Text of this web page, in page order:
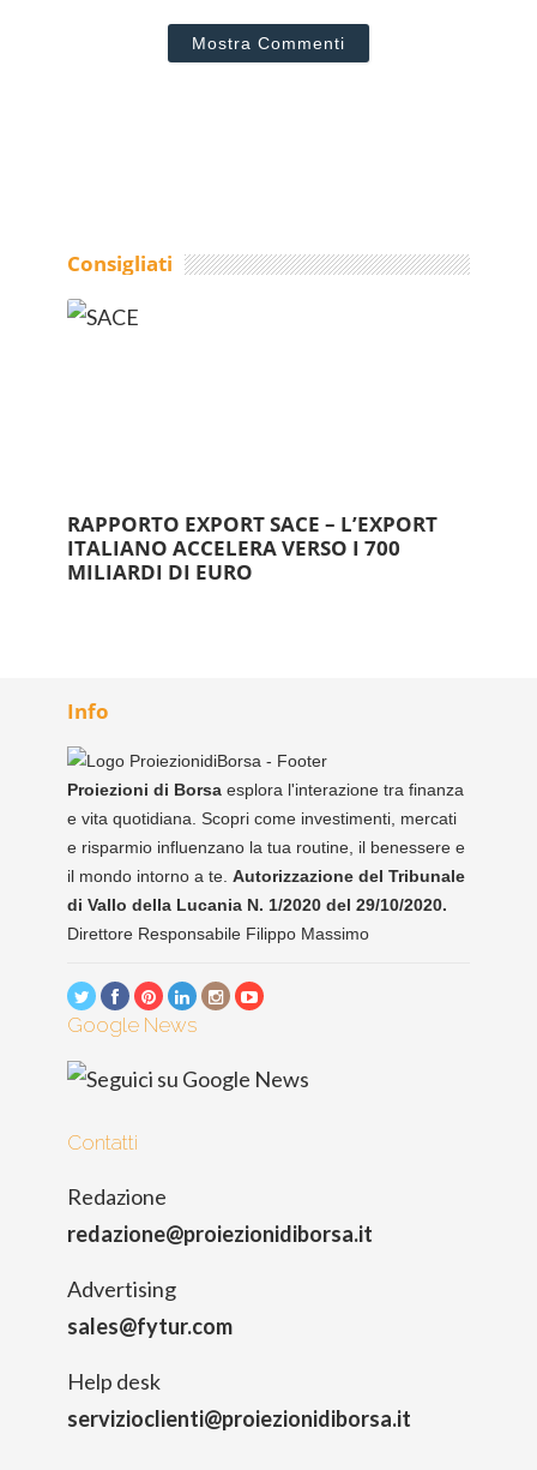
Mostra Commenti
Consigliati
RAPPORTO EXPORT SACE – L’EXPORT
ITALIANO ACCELERA VERSO I 700
MILIARDI DI EURO
Info
Proiezioni di Borsa esplora l'interazione tra finanza
e vita quotidiana. Scopri come investimenti, mercati
e risparmio influenzano la tua routine, il benessere e
il mondo intorno a te. Autorizzazione del Tribunale
di Vallo della Lucania N. 1/2020 del 29/10/2020.
Direttore Responsabile Filippo Massimo
Google News
Contatti
Redazione
redazione@proiezionidiborsa.it
Advertising
sales@fytur.com
Help desk
servizioclienti@proiezionidiborsa.it